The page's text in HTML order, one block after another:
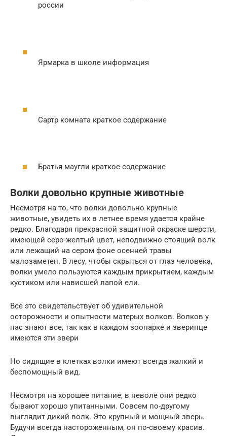
россии
Ярмарка в школе информация
Сартр комната краткое содержание
Братья маугли краткое содержание
Волки довольно крупные животные
Несмотря на то, что волки довольно крупные
животные, увидеть их в летнее время удается крайне
редко. Благодаря прекрасной защитной окраске шерсти,
имеющей серо-желтый цвет, неподвижно стоящий волк
или лежащий на сером фоне осенней травы
малозаметен. В лесу, чтобы скрыться от глаз человека,
волки умело пользуются каждым прикрытием, каждым
кустиком или нависшей лапой ели.
Все это свидетельствует об удивительной
осторожности и опытности матерых волков. Волков у
нас знают все, так как в каждом зоопарке и зверинце
имеются эти звери
Но сидящие в клетках волки имеют всегда жалкий и
беспомощный вид.
Несмотря на хорошее питание, в неволе они редко
бывают хорошо упитанными. Совсем по-другому
выглядит дикий волк. Это крупный и мощный зверь.
Будучи всегда настороженным, он по-своему красив.